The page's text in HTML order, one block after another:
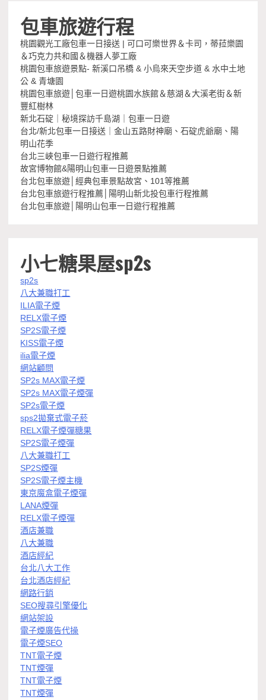
包車旅遊行程
桃園觀光工廠包車一日接送 | 可口可樂世界＆卡司，蒂菈樂園
＆巧克力共和國＆機器人夢工廠
桃園包車旅遊景點- 新溪口吊橋 & 小烏來天空步道 & 水中土地
公 & 青塘園
桃園包車旅遊│包車一日遊桃園水族館＆慈湖＆大溪老街＆新
豐紅樹林
新北石碇｜秘境探訪千島湖｜包車一日遊
台北/新北包車一日接送｜金山五路財神廟、石碇虎爺廟、陽
明山花季
台北三峽包車一日遊行程推薦
故宮博物館&陽明山包車一日遊景點推薦
台北包車旅遊│經典包車景點故宮、101等推薦
台北包車旅遊行程推薦│陽明山新北投包車行程推薦
台北包車旅遊│陽明山包車一日遊行程推薦
小七糖果屋sp2s
sp2s
八大兼職打工
ILIA電子煙
RELX電子煙
SP2S電子煙
KISS電子煙
ilia電子煙
網站顧問
SP2s MAX電子煙
SP2s MAX電子煙彈
SP2s電子煙
sps2拋棄式電子菸
RELX電子煙彈糖果
SP2S電子煙彈
八大兼職打工
SP2S煙彈
SP2S電子煙主機
東京魔盒電子煙彈
LANA煙彈
RELX電子煙彈
酒店兼職
八大兼職
酒店經紀
台北八大工作
台北酒店經紀
網路行銷
SEO搜尋引擎優化
網站架設
電子煙廣告代操
電子煙SEO
TNT電子煙
TNT煙彈
TNT電子煙
TNT煙彈